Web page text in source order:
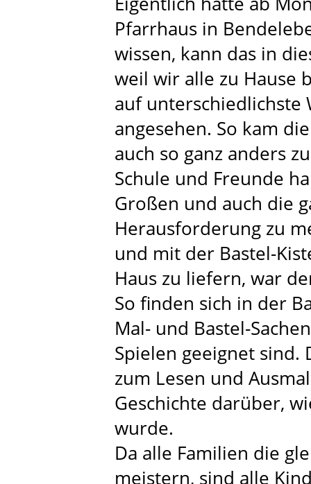
Pfarrhaus in
wissen, kann das in
weil wir alle zu Hause
auf unterschiedlichste
angesehen. So kam
auch so ganz anders
Schule und Freunde
Großen und auch die
Herausforderung zu
und mit der Bastel-
Haus zu liefern, war
So finden sich in der
Mal- und Bastel-
Spielen geeignet sind.
zum Lesen und
Geschichte darüber,
wurde.
Da alle Familien die
meistern, sind alle